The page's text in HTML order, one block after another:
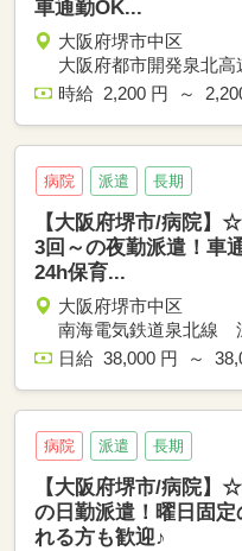
車通勤OK...
大阪府堺市中区
大阪府都市開発泉北
時給 2,200 円 ～
病院 派遣 長期
【大阪府堺市/病院】
3回～の夜勤派遣！車
24h保育...
大阪府堺市中区
南海電気鉄道泉北線
日給 38,000 円 ～
病院 派遣 長期
【大阪府堺市/病院
の日勤派遣！曜日固
れる方も歓迎♪